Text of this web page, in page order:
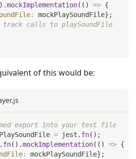
) .mockImplementation( ( ) => {
: mockPlaySoundFile} ;
track calls to playSoundFile
of this would be:
export into your test file
= jest . fn( ) ;
. fn( ) .mockImplementation( ( ) => {
: mockPlaySoundFile} ;